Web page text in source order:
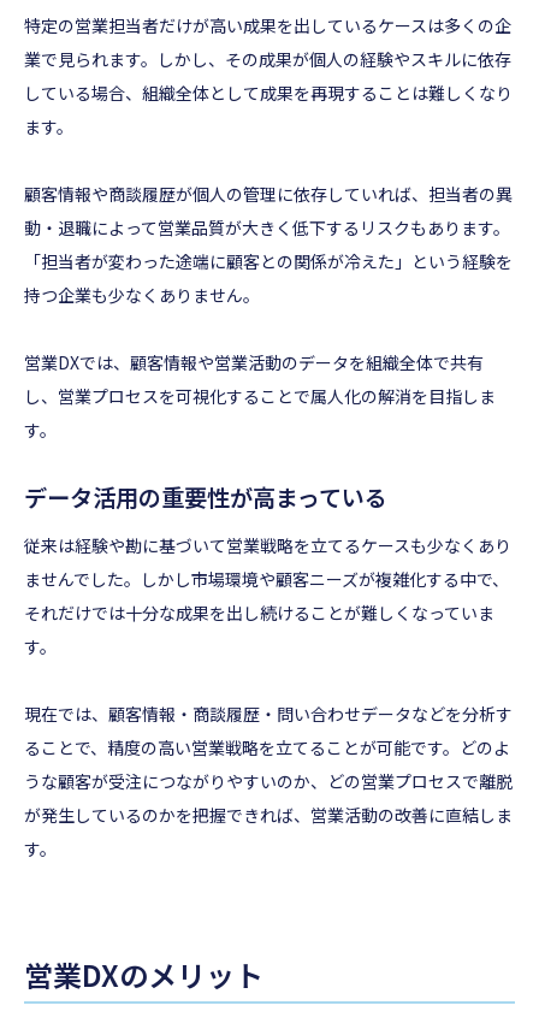
特定の営業担当者だけが高い成果を出しているケースは多くの企
業で見られます。しかし、その成果が個人の経験やスキルに依存
している場合、組織全体として成果を再現することは難しくなり
ます。
顧客情報や商談履歴が個人の管理に依存していれば、担当者の異
動・退職によって営業品質が大きく低下するリスクもあります。
「担当者が変わった途端に顧客との関係が冷えた」という経験を
持つ企業も少なくありません。
営業DXでは、顧客情報や営業活動のデータを組織全体で共有
し、営業プロセスを可視化することで属人化の解消を目指しま
す。
データ活用の重要性が高まっている
従来は経験や勘に基づいて営業戦略を立てるケースも少なくあり
ませんでした。しかし市場環境や顧客ニーズが複雑化する中で、
それだけでは十分な成果を出し続けることが難しくなっていま
す。
現在では、顧客情報・商談履歴・問い合わせデータなどを分析す
ることで、精度の高い営業戦略を立てることが可能です。どのよ
うな顧客が受注につながりやすいのか、どの営業プロセスで離脱
が発生しているのかを把握できれば、営業活動の改善に直結しま
す。
営業DXのメリット